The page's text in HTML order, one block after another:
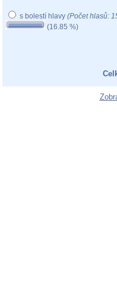
s bolestí hlavy (Počet hlasů:
(16.85 %)